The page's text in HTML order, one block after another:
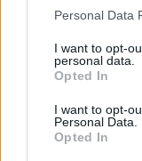
Please note that
not limited to your
grant or deny
use your data for
consent section.
Personal Data
I want to opt-
personal data.
Opted In
I want to opt-
Personal Data.
Opted In
Népszerű